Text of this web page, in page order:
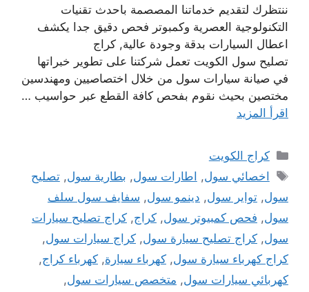
ننتظرك لتقديم خدماتنا المصصمة باحدث تقنيات
التكنولوجية العصرية وكمبوتر فحص دقيق جدا يكشف
اعطال السيارات بدقة وجودة عالية, كراج
تصليح سول الكويت تعمل شركتنا على تطوير خبراتها
في صيانة سيارات سول من خلال اختصاصيين ومهندسين
مختصين بحيث نقوم بفحص كافة القطع عبر حواسيب …
اقرأ المزيد
التصنيفات
كراج الكويت
الوسوم
اخصائي سول, اطارات سول, بطارية سول,تصليح
سول, تواير سول, دينمو سول, سفايف سول سلف
سول, فحص كمبيوتر سول, كراج, كراج تصليح سيارات
سول, كراج تصليح سيارة سول, كراج سيارات سول,
كراج كهرباء سيارة سول, كهرباء سيارة, كهرباء كراج,
كهربائي سيارات سول, متخصص سيارات سول,